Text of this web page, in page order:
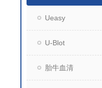
Ueasy
U-Blot
胎牛血清